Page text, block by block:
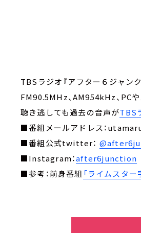
TBSラジオ『アフター６ジャン
FM90.5MHz、AM954kHz、PC
聴き逃しても過去の音声がTBS
■番組メールアドレス：
■番組公式twitter：
■Instagram：after6junction
■参考：前身番組 「ライムスタ